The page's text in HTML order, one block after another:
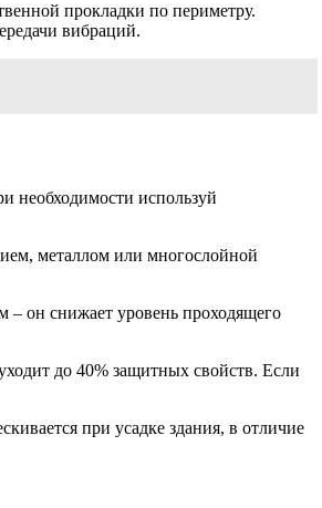
прокладки по периметру.
вибраций.
необходимости используй
металлом или многослойной
он снижает уровень проходящего
до 40% защитных свойств. Если
при усадке здания, в отличие